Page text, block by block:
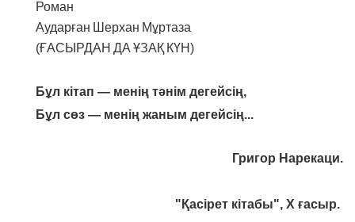
Роман
Аударған Шерхан Мұртаза
(ҒАСЫРДАН ДА ҰЗАҚ КҮН)
Бұл кітап — менің тәнім дегейсің,
Бұл сөз — менің жаным дегейсің...
Григор Нарекаци.
"Қасірет кітабы", Х ғасыр.